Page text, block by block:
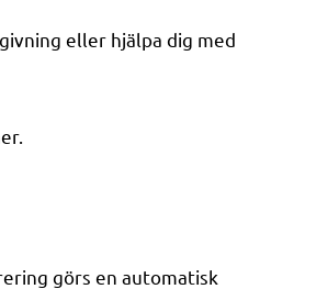
eller hjälpa dig med
görs en automatisk